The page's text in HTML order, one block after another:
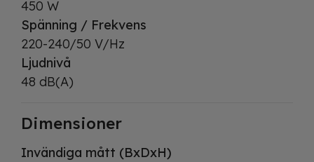
450 W
Spänning / Frekvens
220-240/50 V/Hz
Ljudnivå
48 dB(A)
Dimensioner
Invändiga mått (BxDxH)